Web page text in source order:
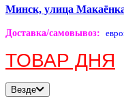
Минск, улица
Доставка/самовывоз:
ТОВАР ДНЯ
Везде